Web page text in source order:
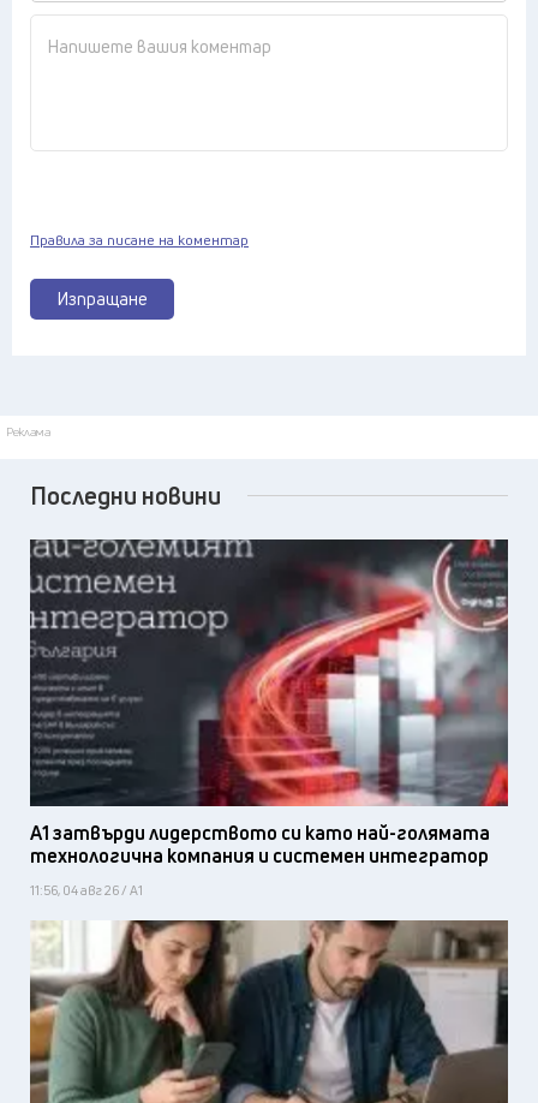
Изпращане
Правила за писане на коментар
Реклама
Последни новини
А1 затвърди лидерството си като най-голямата
технологична компания и системен интегратор
11:56, 04 авг 26 / А1